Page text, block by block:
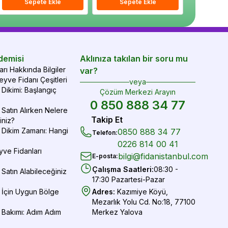
Sepete Ekle Sepete Ekle
Sepete Ekle Sepete Ekle
Hakkında Bilgiler
Fidanı Çeşitleri
Başlangıç
Alırken Nelere
Zamanı: Hangi
Fidanları
Alabileceğiniz
İçin Uygun Bölge
Adım Adım
Aklınıza takılan bir soru mu
var?
veya
Çözüm Merkezi Arayın
0 850 888 34 77
Takip Et
Telefon:0850 888 34 77
0226 814 00 41
E-posta:bilgi@fidanistanbul.com
Çalışma Saatleri:08:30 -
17:30 Pazartesi-Pazar
Adres: Kazımiye Köyü,
Mezarlık Yolu Cd. No:18, 77100
Merkez Yalova